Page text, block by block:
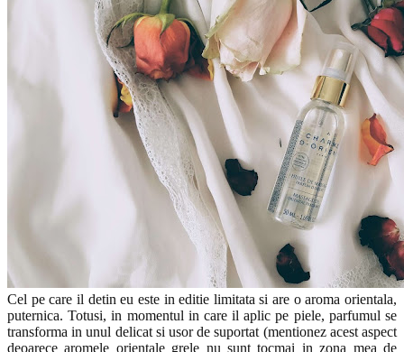
Cel pe care il detin eu este in editie limitata si are o aroma orientala,
puternica. Totusi, in momentul in care il aplic pe piele, parfumul se
transforma in unul delicat si usor de suportat (mentionez acest aspect
deoarece aromele orientale grele nu sunt tocmai in zona mea de